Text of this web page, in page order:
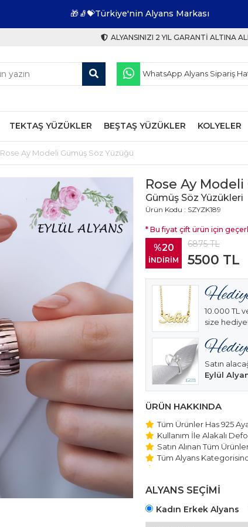
🎁🧦💝Türkiye'nin Alyans Markası
ALYANSINIZI 2 YIL GARANTI ALTINA
WhatsApp Alyans Sipariş
TEKTAŞ YÜZÜKLER BEŞTAŞ YÜZÜKLER KOLYELER
Rose Ay Modeli Gümüş Söz Yüzüğü
Rose Ay
Gümüş Söz Yüzükleri
Ürün Kodu : SZYZK189
* Bu fiyat çift ürün için
%20
İNDİRİM
6875TL
5500 TL
10.000 TL
size hediye!
Satın
Eylül
ÜRÜN HAKKINDA
Tüm Ürünler Has 925
Kullanım İle Alakalı
Satın Alınan Tüm
Tüm Alyans
Beştaş Tektaş Kolye
ALYANS SEÇİMİ
Kadın Erkek Alyans